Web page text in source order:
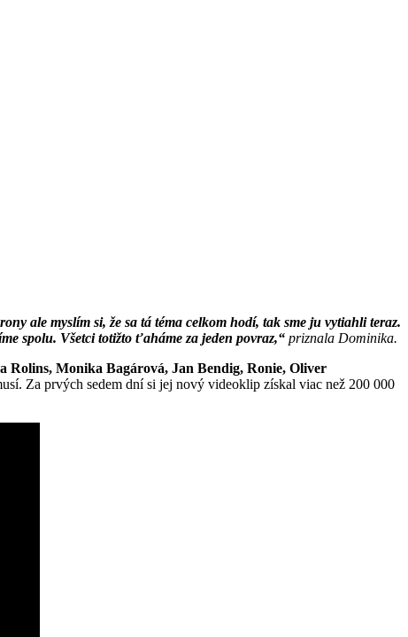
ale myslím si, že sa tá téma celkom hodí, tak sme ju vytiahli teraz.
spolu. Všetci totižto ťaháme za jeden povraz,“ priznala Dominika.
Rolins, Monika Bagárová, Jan Bendig, Ronie, Oliver
Za prvých sedem dní si jej nový videoklip získal viac než 200 000